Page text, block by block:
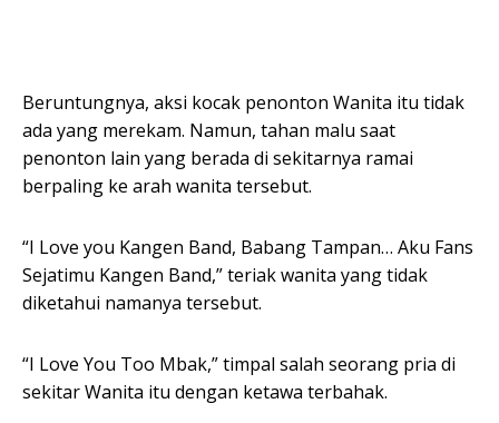
Beruntungnya, aksi kocak penonton Wanita itu tidak
ada yang merekam. Namun, tahan malu saat
penonton lain yang berada di sekitarnya ramai
berpaling ke arah wanita tersebut.
“I Love you Kangen Band, Babang Tampan… Aku Fans
Sejatimu Kangen Band,” teriak wanita yang tidak
diketahui namanya tersebut.
“I Love You Too Mbak,” timpal salah seorang pria di
sekitar Wanita itu dengan ketawa terbahak.